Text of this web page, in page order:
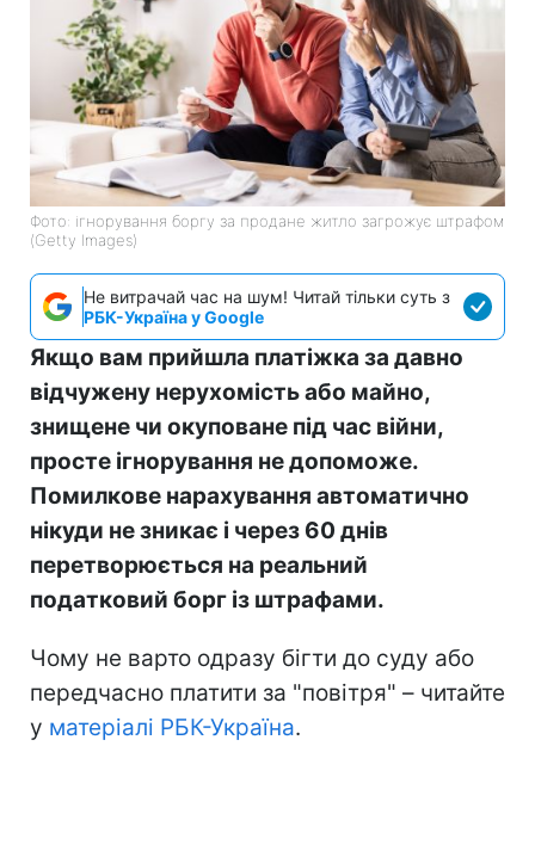
Фото: ігнорування боргу за продане житло загрожує штрафом
(Getty Images)
Не витрачай час на шум! Читай тільки суть з
РБК-Україна у Google
Якщо вам прийшла платіжка за давно
відчужену нерухомість або майно,
знищене чи окуповане під час війни,
просте ігнорування не допоможе.
Помилкове нарахування автоматично
нікуди не зникає і через 60 днів
перетворюється на реальний
податковий борг із штрафами.
Чому не варто одразу бігти до суду або
передчасно платити за "повітря" – читайте
у матеріалі РБК-Україна.